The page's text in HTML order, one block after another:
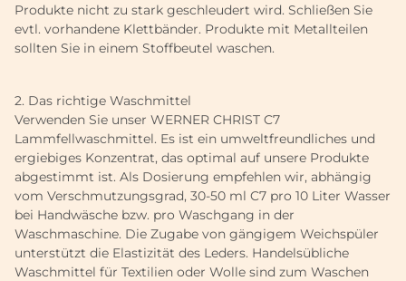
Produkte nicht zu stark geschleudert wird. Schließen Sie
evtl. vorhandene Klettbänder. Produkte mit Metallteilen
sollten Sie in einem Stoffbeutel waschen.
2. Das richtige Waschmittel
Verwenden Sie unser WERNER CHRIST C7
Lammfellwaschmittel. Es ist ein umweltfreundliches und
ergiebiges Konzentrat, das optimal auf unsere Produkte
abgestimmt ist. Als Dosierung empfehlen wir, abhängig
vom Verschmutzungsgrad, 30-50 ml C7 pro 10 Liter Wasser
bei Handwäsche bzw. pro Waschgang in der
Waschmaschine. Die Zugabe von gängigem Weichspüler
unterstützt die Elastizität des Leders. Handelsübliche
Waschmittel für Textilien oder Wolle sind zum Waschen